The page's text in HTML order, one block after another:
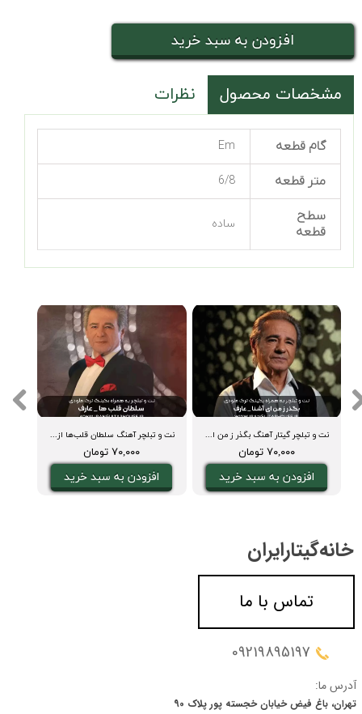
افزودن به سبد خرید
مشخصات محصول نظرات
گام قطعه Em
متر قطعه 6/8
سطح
قطعه
ساده
نت و تبلچر آهنگ سلطان قلب‌ها از عارف + بکینگ ترک و آکورد گیتار
۷۰,۰۰۰ تومان
افزودن به سبد خرید
نت و تبلچر گیتار آهنگ بگذر ز من ای آشنا عارف + بکینگ ترک و آکورد
۷۰,۰۰۰ تومان
افزودن به سبد خرید
خانه‌گیتار‌ایران
09219895197
آدرس ما:
تهران، باغ فیض خیابان خجسته پور پلاک 90
تماس با ما